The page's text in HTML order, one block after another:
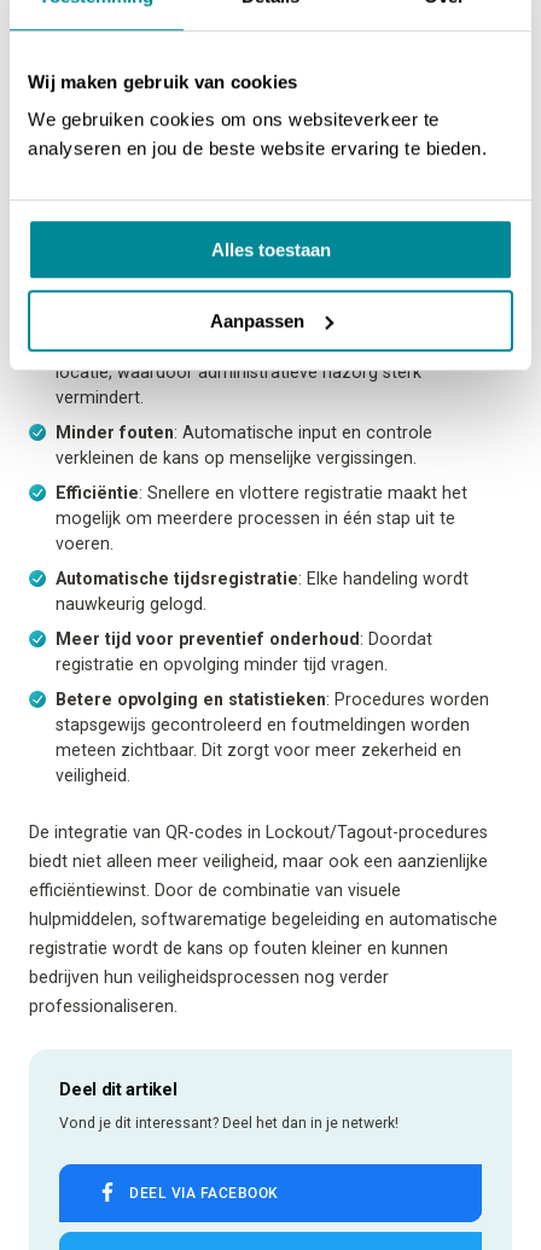
Wij maken gebruik van cookies
We gebruiken cookies om ons websiteverkeer te
analyseren en jou de beste website ervaring te bieden.
Alles toestaan
Aanpassen
Deel dit artikel
Vond je dit interessant? Deel het dan in je netwerk!
DEEL VIA FACEBOOK
5.Voordelen van barcodegebruik bij LoTo
talrijke voordelen:
Minder papierwerk: Registraties gebeuren onmiddellijk op
locatie, waardoor administratieve nazorg sterk
vermindert.
Minder fouten: Automatische input en controle
verkleinen de kans op menselijke vergissingen.
Efficiëntie: Snellere en vlottere registratie maakt het
mogelijk om meerdere processen in één stap uit te
voeren.
Automatische tijdsregistratie: Elke handeling wordt
nauwkeurig gelogd.
Meer tijd voor preventief onderhoud: Doordat
registratie en opvolging minder tijd vragen.
Betere opvolging en statistieken: Procedures worden
stapsgewijs gecontroleerd en foutmeldingen worden
meteen zichtbaar. Dit zorgt voor meer zekerheid en
veiligheid.
De integratie van QR-codes in Lockout/Tagout-procedures
biedt niet alleen meer veiligheid, maar ook een aanzienlijke
efficiëntiewinst. Door de combinatie van visuele
hulpmiddelen, softwarematige begeleiding en automatische
registratie wordt de kans op fouten kleiner en kunnen
bedrijven hun veiligheidsprocessen nog verder
professionaliseren.